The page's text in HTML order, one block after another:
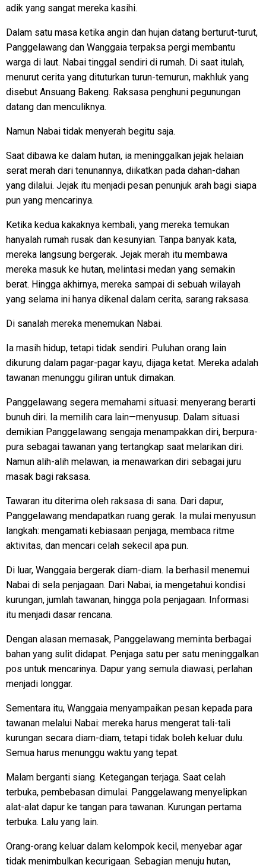
adik yang sangat mereka kasihi.
Dalam satu masa ketika angin dan hujan datang berturut-turut,
Panggelawang dan Wanggaia terpaksa pergi membantu
warga di laut. Nabai tinggal sendiri di rumah. Di saat itulah,
menurut cerita yang dituturkan turun-temurun, makhluk yang
disebut Ansuang Bakeng. Raksasa penghuni pegunungan
datang dan menculiknya.
Namun Nabai tidak menyerah begitu saja.
Saat dibawa ke dalam hutan, ia meninggalkan jejak helaian
serat merah dari tenunannya, diikatkan pada dahan-dahan
yang dilalui. Jejak itu menjadi pesan penunjuk arah bagi siapa
pun yang mencarinya.
Ketika kedua kakaknya kembali, yang mereka temukan
hanyalah rumah rusak dan kesunyian. Tanpa banyak kata,
mereka langsung bergerak. Jejak merah itu membawa
mereka masuk ke hutan, melintasi medan yang semakin
berat. Hingga akhirnya, mereka sampai di sebuah wilayah
yang selama ini hanya dikenal dalam cerita, sarang raksasa.
Di sanalah mereka menemukan Nabai.
Ia masih hidup, tetapi tidak sendiri. Puluhan orang lain
dikurung dalam pagar-pagar kayu, dijaga ketat. Mereka adalah
tawanan menunggu giliran untuk dimakan.
Panggelawang segera memahami situasi: menyerang berarti
bunuh diri. Ia memilih cara lain—menyusup. Dalam situasi
demikian Panggelawang sengaja menampakkan diri, berpura-
pura sebagai tawanan yang tertangkap saat melarikan diri.
Namun alih-alih melawan, ia menawarkan diri sebagai juru
masak bagi raksasa.
Tawaran itu diterima oleh raksasa di sana. Dari dapur,
Panggelawang mendapatkan ruang gerak. Ia mulai menyusun
langkah: mengamati kebiasaan penjaga, membaca ritme
aktivitas, dan mencari celah sekecil apa pun.
Di luar, Wanggaia bergerak diam-diam. Ia berhasil menemui
Nabai di sela penjagaan. Dari Nabai, ia mengetahui kondisi
kurungan, jumlah tawanan, hingga pola penjagaan. Informasi
itu menjadi dasar rencana.
Dengan alasan memasak, Panggelawang meminta berbagai
bahan yang sulit didapat. Penjaga satu per satu meninggalkan
pos untuk mencarinya. Dapur yang semula diawasi, perlahan
menjadi longgar.
Sementara itu, Wanggaia menyampaikan pesan kepada para
tawanan melalui Nabai: mereka harus mengerat tali-tali
kurungan secara diam-diam, tetapi tidak boleh keluar dulu.
Semua harus menunggu waktu yang tepat.
Malam berganti siang. Ketegangan terjaga. Saat celah
terbuka, pembebasan dimulai. Panggelawang menyelipkan
alat-alat dapur ke tangan para tawanan. Kurungan pertama
terbuka. Lalu yang lain.
Orang-orang keluar dalam kelompok kecil, menyebar agar
tidak menimbulkan kecurigaan. Sebagian menuju hutan,